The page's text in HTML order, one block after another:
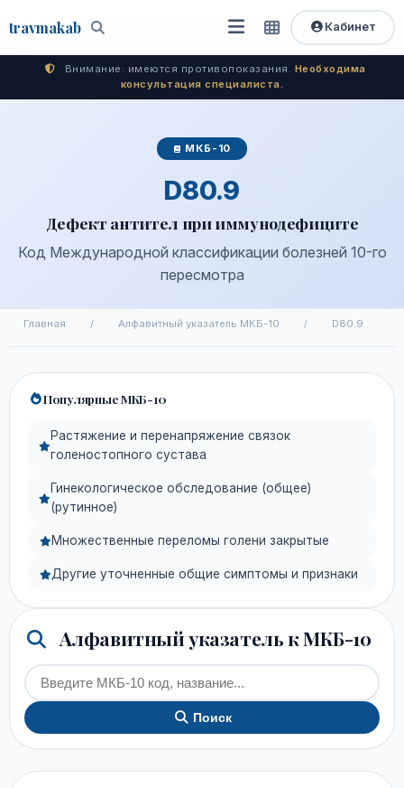
travmakab Поиск
Открыть
меню
Быстрый
доступ
Кабинет
Внимание: имеются противопоказания. Необходима
консультация специалиста.
МКБ-10
D80.9
Дефект антител при иммунодефиците
Код Международной классификации болезней 10-го
пересмотра
Главная / Алфавитный указатель МКБ-10 / D80.9
Популярные МКБ-10
Растяжение и перенапряжение связок
голеностопного сустава
Гинекологическое обследование (общее)
(рутинное)
Множественные переломы голени закрытые
Другие уточненные общие симптомы и признаки
Алфавитный указатель к МКБ-10
Поиск